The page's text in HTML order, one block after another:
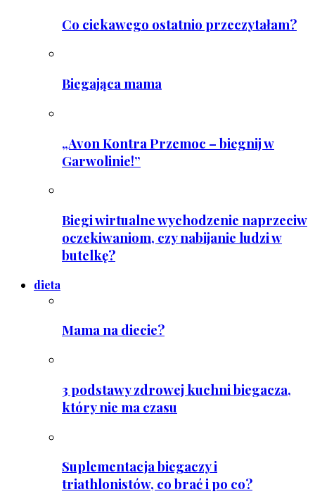
Co ciekawego ostatnio przeczytałam?
Biegająca mama
„Avon Kontra Przemoc – biegnij w
Garwolinie!”
Biegi wirtualne wychodzenie naprzeciw
oczekiwaniom, czy nabijanie ludzi w
butelkę?
dieta
Mama na diecie?
3 podstawy zdrowej kuchni biegacza,
który nie ma czasu
Suplementacja biegaczy i
triathlonistów, co brać i po co?